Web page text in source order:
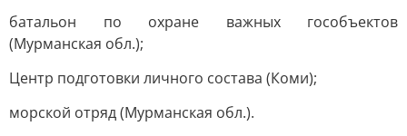
батальон по охране важных гособъектов
(Мурманская обл.);
Центр подготовки личного состава (Коми);
морской отряд (Мурманская обл.).